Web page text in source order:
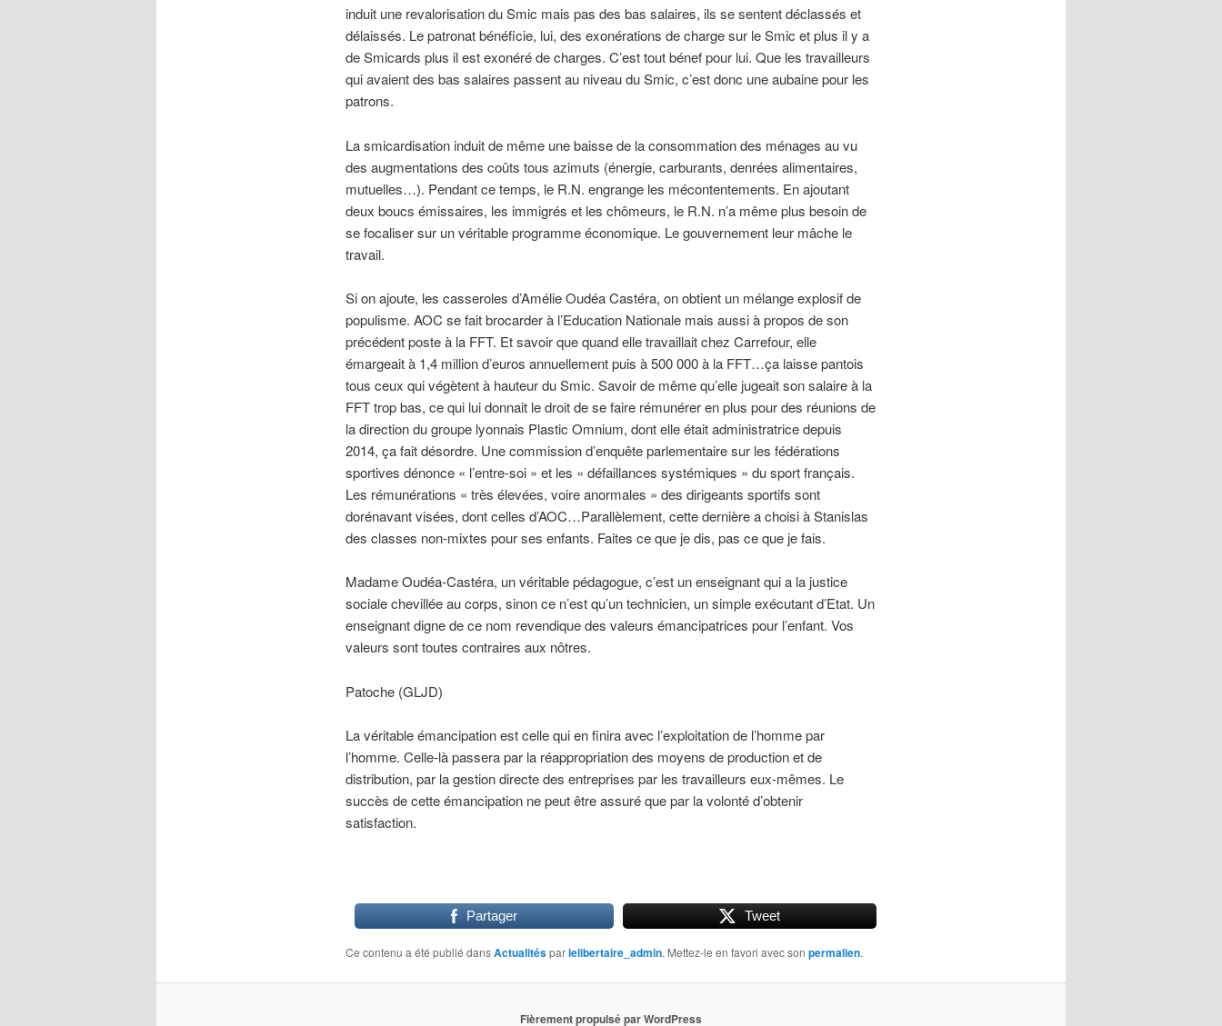
induit une revalorisation du Smic mais pas des bas salaires, ils se sentent déclassés et
délaissés. Le patronat bénéficie, lui, des exonérations de charge sur le Smic et plus il y a
de Smicards plus il est exonéré de charges. C’est tout bénef pour lui. Que les travailleurs
qui avaient des bas salaires passent au niveau du Smic, c’est donc une aubaine pour les
patrons.
La smicardisation induit de même une baisse de la consommation des ménages au vu
des augmentations des coûts tous azimuts (énergie, carburants, denrées alimentaires,
mutuelles…). Pendant ce temps, le R.N. engrange les mécontentements. En ajoutant
deux boucs émissaires, les immigrés et les chômeurs, le R.N. n’a même plus besoin de
se focaliser sur un véritable programme économique. Le gouvernement leur mâche le
travail.
Si on ajoute, les casseroles d’Amélie Oudéa Castéra, on obtient un mélange explosif de
populisme. AOC se fait brocarder à l’Education Nationale mais aussi à propos de son
précédent poste à la FFT. Et savoir que quand elle travaillait chez Carrefour, elle
émargeait à 1,4 million d’euros annuellement puis à 500 000 à la FFT…ça laisse pantois
tous ceux qui végètent à hauteur du Smic. Savoir de même qu’elle jugeait son salaire à la
FFT trop bas, ce qui lui donnait le droit de se faire rémunérer en plus pour des réunions de
la direction du groupe lyonnais Plastic Omnium, dont elle était administratrice depuis
2014, ça fait désordre. Une commission d’enquête parlementaire sur les fédérations
sportives dénonce « l’entre-soi » et les « défaillances systémiques » du sport français.
Les rémunérations « très élevées, voire anormales » des dirigeants sportifs sont
dorénavant visées, dont celles d’AOC…Parallèlement, cette dernière a choisi à Stanislas
des classes non-mixtes pour ses enfants. Faites ce que je dis, pas ce que je fais.
Madame Oudéa-Castéra, un véritable pédagogue, c’est un enseignant qui a la justice
sociale chevillée au corps, sinon ce n’est qu’un technicien, un simple exécutant d’Etat. Un
enseignant digne de ce nom revendique des valeurs émancipatrices pour l’enfant. Vos
valeurs sont toutes contraires aux nôtres.
Patoche (GLJD)
La véritable émancipation est celle qui en finira avec l’exploitation de l’homme par
l’homme. Celle-là passera par la réappropriation des moyens de production et de
distribution, par la gestion directe des entreprises par les travailleurs eux-mêmes. Le
succès de cette émancipation ne peut être assuré que par la volonté d’obtenir
satisfaction.
Partager Tweet
Ce contenu a été publié dansActualitésparlelibertaire_admin. Mettez-le en favori avec son permalien.
Fièrement propulsé par WordPress